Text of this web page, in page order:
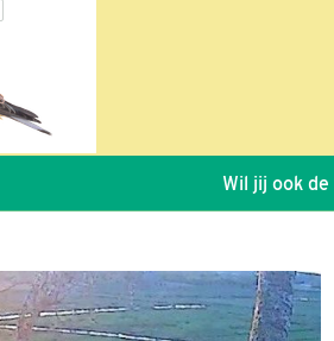
Wil jij ook de